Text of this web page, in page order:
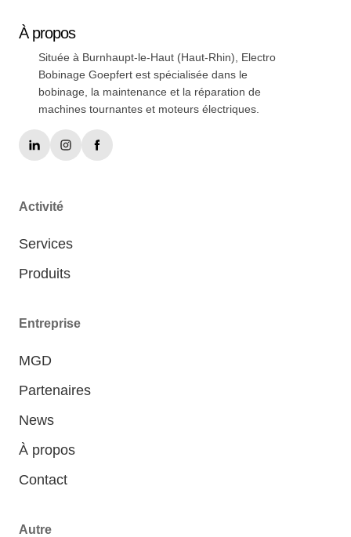
Àpropos
Située à Burnhaupt-le-Haut (Haut-Rhin), Electro
Bobinage Goepfert est spécialisée dans le
bobinage, la maintenance et la réparation de
machines tournantes et moteurs électriques.
Activité
Services
Produits
Entreprise
MGD
Partenaires
News
À propos
Contact
Autre